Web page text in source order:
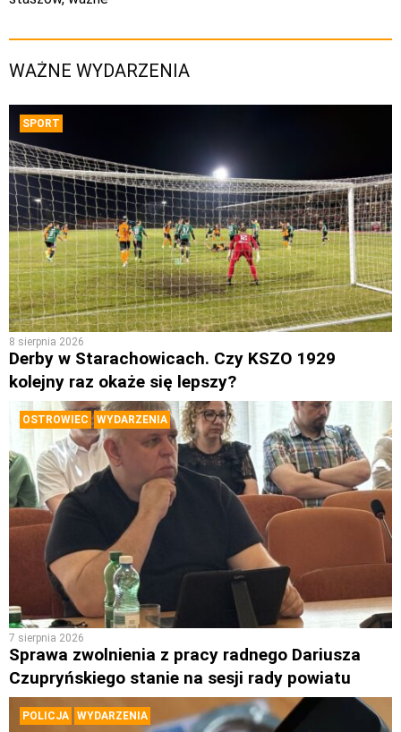
WAŻNE WYDARZENIA
SPORT
8 sierpnia 2026
Derby w Starachowicach. Czy KSZO 1929
kolejny raz okaże się lepszy?
OSTROWIEC WYDARZENIA
7 sierpnia 2026
Sprawa zwolnienia z pracy radnego Dariusza
Czupryńskiego stanie na sesji rady powiatu
POLICJA WYDARZENIA